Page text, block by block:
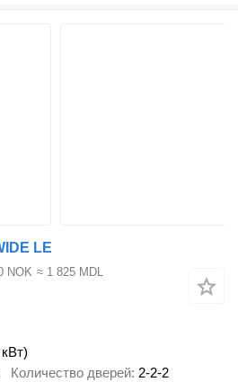
LE
NOK ≈ 1 825 MDL
Количество дверей 2-2-2